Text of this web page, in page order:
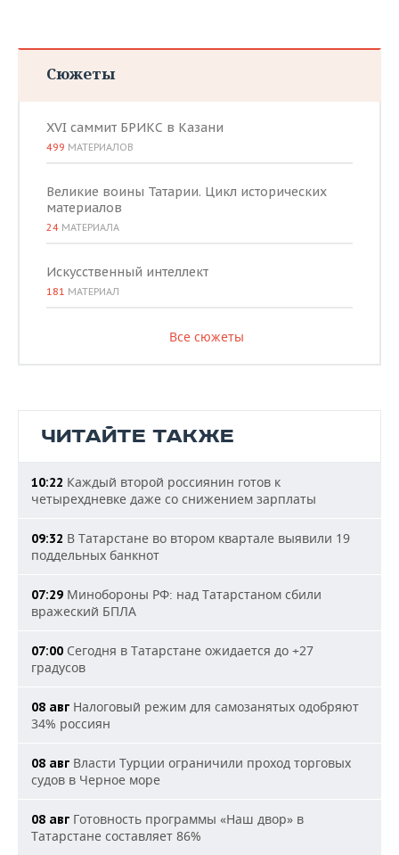
Сюжеты
XVI саммит БРИКС в Казани
499 МАТЕРИАЛОВ
Великие воины Татарии. Цикл исторических
материалов
24 МАТЕРИАЛА
Искусственный интеллект
181 МАТЕРИАЛ
Все сюжеты
ЧИТАЙТЕ ТАКЖЕ
10:22 Каждый второй россиянин готов к
четырехдневке даже со снижением зарплаты
09:32 В Татарстане во втором квартале выявили 19
поддельных банкнот
07:29 Минобороны РФ: над Татарстаном сбили
вражеский БПЛА
07:00 Сегодня в Татарстане ожидается до +27
градусов
08 авг Налоговый режим для самозанятых одобряют
34% россиян
08 авг Власти Турции ограничили проход торговых
судов в Черное море
08 авг Готовность программы «Наш двор» в
Татарстане составляет 86%